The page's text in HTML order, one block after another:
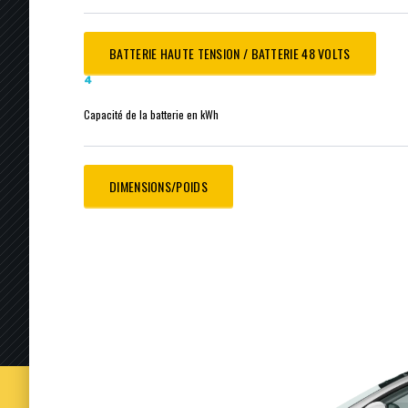
BATTERIE HAUTE TENSION / BATTERIE 48 VOLTS
4
Capacité de la batterie en kWh
DIMENSIONS/POIDS